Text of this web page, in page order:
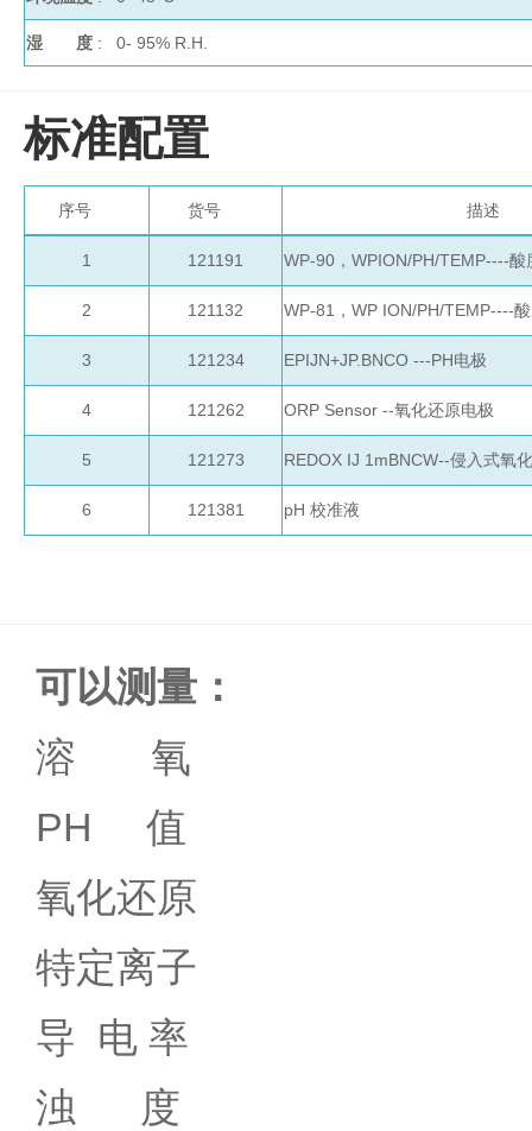
分
配
冻
瓶
湿 度 : 0- 95% R.H.
标准配置
序号 货号 描述
1 121191 WP-90，WPION/PH/TEMP----酸
2 121132 WP-81，WP ION/PH/TEMP----
3 121234 EPIJN+JP.BNCO ---PH电极
4 121262 ORP Sensor --氧化还原电极
5 121273 REDOX IJ 1mBNCW--侵入式氧
6 121381 pH 校准液
可以测量：
溶 氧
PH 值
氧化还原
特定离子
导 电 率
浊 度